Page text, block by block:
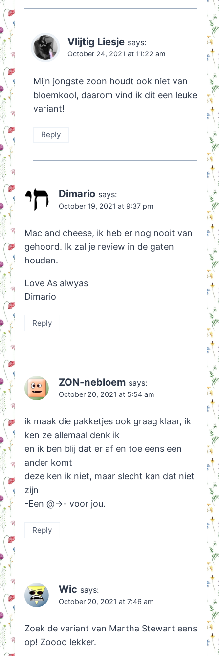
Vlijtig Liesje says:
October 24, 2021 at 11:22 am
Mijn jongste zoon houdt ook niet van
bloemkool, daarom vind ik dit een leuke
variant!
Reply
Dimario says:
October 19, 2021 at 9:37 pm
Mac and cheese, ik heb er nog nooit van
gehoord. Ik zal je review in de gaten
houden.
Love As alwyas
Dimario
Reply
ZON-nebloem says:
October 20, 2021 at 5:54 am
ik maak die pakketjes ook graag klaar, ik
ken ze allemaal denk ik
en ik ben blij dat er af en toe eens een
ander komt
deze ken ik niet, maar slecht kan dat niet
zijn
-Een @->- voor jou.
Reply
Wic says:
October 20, 2021 at 7:46 am
Zoek de variant van Martha Stewart eens
op! Zoooo lekker.